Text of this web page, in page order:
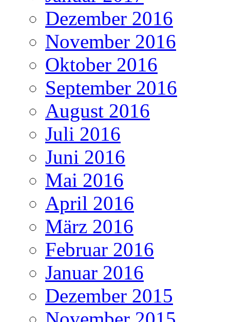
Dezember 2016
November 2016
Oktober 2016
September 2016
August 2016
Juli 2016
Juni 2016
Mai 2016
April 2016
März 2016
Februar 2016
Januar 2016
Dezember 2015